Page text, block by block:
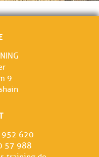
9
952 620
57 988